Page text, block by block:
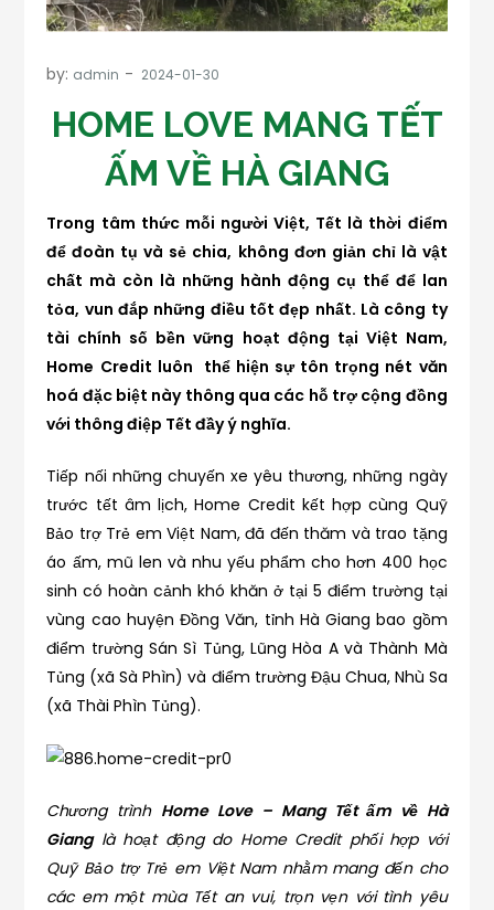
by: admin
HOME LOVE MANG TẾT
ẤM VỀ HÀ GIANG
Trong tâm thức mỗi người Việt, Tết là thời điểm
để đoàn tụ và sẻ chia, không đơn giản chỉ là vật
chất mà còn là những hành động cụ thể để lan
tỏa, vun đắp những điều tốt đẹp nhất. Là công ty
tài chính số bền vững hoạt động tại Việt Nam,
Home Credit luôn thể hiện sự tôn trọng nét văn
hoá đặc biệt này thông qua các hỗ trợ cộng đồng
với thông điệp Tết đầy ý nghĩa.
Tiếp nối những chuyến xe yêu thương, những ngày
trước tết âm lịch, Home Credit kết hợp cùng Quỹ
Bảo trợ Trẻ em Việt Nam, đã đến thăm và trao tặng
áo ấm, mũ len và nhu yếu phẩm cho hơn 400 học
sinh có hoàn cảnh khó khăn ở tại 5 điểm trường tại
vùng cao huyện Đồng Văn, tỉnh Hà Giang bao gồm
điểm trường Sán Sì Tủng, Lũng Hòa A và Thành Mà
Tủng (xã Sà Phìn) và điểm trường Đậu Chua, Nhù Sa
(xã Thài Phìn Tủng).
Chương trình Home Love – Mang Tết ấm về Hà
Gianglà hoạt động do Home Credit phối hợp với
Quỹ Bảo trợ Trẻ em Việt Nam nhằm mang đến cho
các em một mùa Tết an vui, trọn vẹn với tình yêu